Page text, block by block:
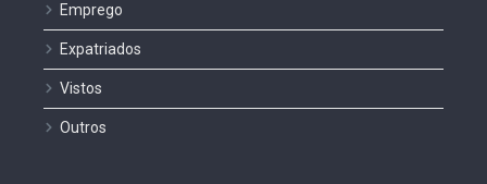
Emprego
Expatriados
Vistos
Outros